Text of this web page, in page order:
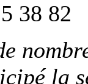
38 82
la